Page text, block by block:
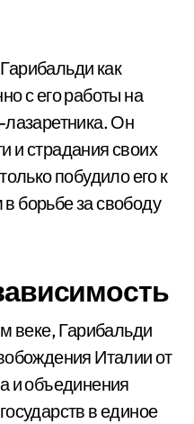
как
с его работы на
Он
и страдания своих
побудило его к
борьбе за свободу
веке, Гарибальди
Италии от
и объединения
в единое